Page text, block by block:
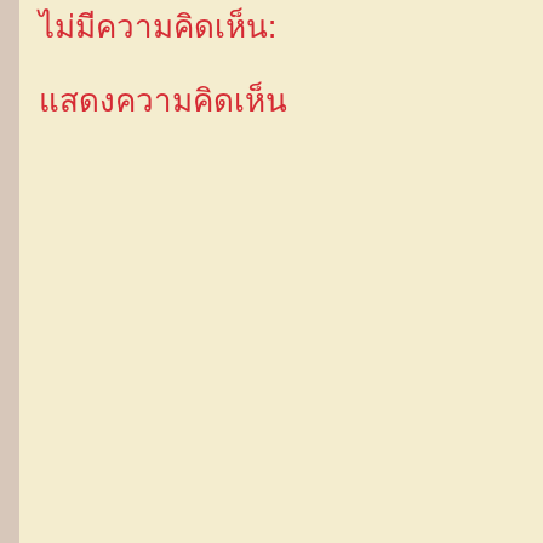
ไม่มีความคิดเห็น:
แสดงความคิดเห็น